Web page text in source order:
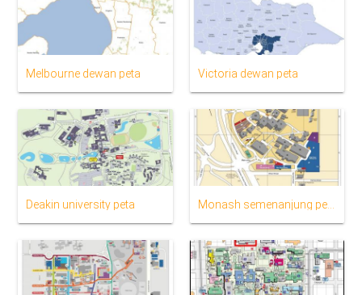
Melbourne dewan peta Victoria dewan peta
Deakin university peta Monash semenanjung peta